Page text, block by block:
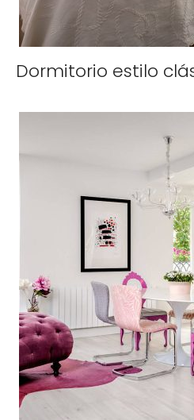
Dormitorio estilo